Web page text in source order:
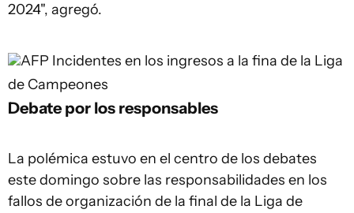
2024", agregó.
AFP Incidentes en los ingresos a la fina de la Liga
de Campeones
Debate por los responsables
La polémica estuvo en el centro de los debates
este domingo sobre las responsabilidades en los
fallos de organización de la final de la Liga de